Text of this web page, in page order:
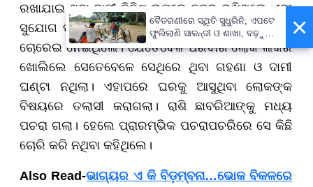
ରଖାଯାଇ ଥିବା ଦାମୀ ଜିନିଷ ଉପରେ ନଜର ରଖିଥିଲେ ଏବଂ
ସୁଯୋଗ ପାଇଁ ଗହଣା ସହ ଦୁଇଟି ମହଙ୍ଗା ଘଣ୍ଟା ମଧ୍ୟ
ଚୋରେଇ ନେଇଥିଲେ। ଯେତେବେଳ ପରିବାର ଲୋକ ଲକର
ଖୋଲିଲେ ସେତେବେଳେ ସେଥିରେ ଥିବା ଗହଣା ଓ ଦାମୀ
ଘଣ୍ଟା ନଥିଲା। ଏହାପରେ ଘରକୁ ଆସୁଥିବା ଲୋକଙ୍କ
ବିଷୟରେ ତଲାସୀ କରାଗଲା। ରାଶି ଛାବରିଆଙ୍କୁ ମଧ୍ୟ
ପଚରା ଗଲା। ହେଲେ ପ୍ରାରମ୍ଭିକ ପଚରାପଚରିରେ ସେ କିଛି
ଚୋରି କରି ନଥିବା କହିଥିଲେ।
Also Read-ଭାଗ୍ୟର ଏ କି ବିଡ଼ମ୍ବନା…ଭୋକ ବିକଳରେ
×
ବୈତରଣୀରେ ସ୍ଥିତି ସୁଧୁରିନି, ଏପଟେ
ଫୁଲିଲାଣି ସାଳନ୍ଦୀ ଓ ଶାଖା, ବଢ଼ୁଛି
ବନ୍ୟା ଭୟ